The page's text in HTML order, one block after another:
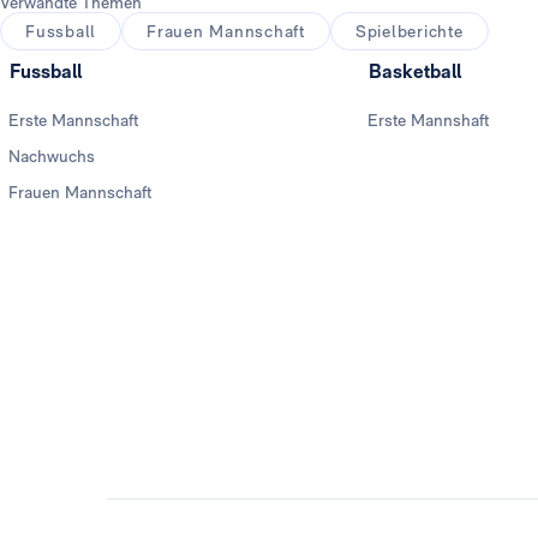
Fussball
Frauen Mannschaft Spielberichte
Fussball
Erste Mannschaft
Nachwuchs
Frauen Mannschaft
Basketball
Erste Mannshaft